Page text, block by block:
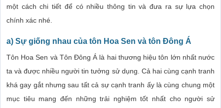
một cách chi tiết để có nhiều thông tin và đưa ra sự lựa chọn
chính xác nhé.
a) Sự giống nhau của tôn Hoa Sen và tôn Đông Á
Tôn Hoa Sen và Tôn Đông Á là hai thương hiệu tôn lớn nhất nước
ta và được nhiều người tin tưởng sử dụng. Cả hai cùng cạnh tranh
khá gay gắt nhưng sau tất cả sự cạnh tranh ấy là cùng chung một
mục tiêu mang đến những trải nghiệm tốt nhất cho người sử